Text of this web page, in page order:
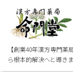
【創業40年漢方専門
ら根本的解決へと導き